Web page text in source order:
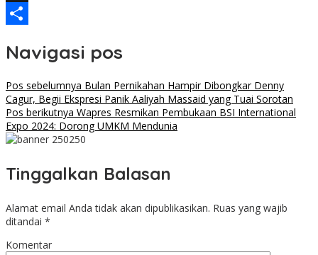
Threads
Navigasi pos
Pos sebelumnya Bulan Pernikahan Hampir Dibongkar Denny
Cagur, Begii Ekspresi Panik Aaliyah Massaid yang Tuai Sorotan
Pos berikutnya Wapres Resmikan Pembukaan BSI International
Expo 2024: Dorong UMKM Mendunia
Tinggalkan Balasan
Alamat email Anda tidak akan dipublikasikan. Ruas yang wajib
ditandai *
Komentar